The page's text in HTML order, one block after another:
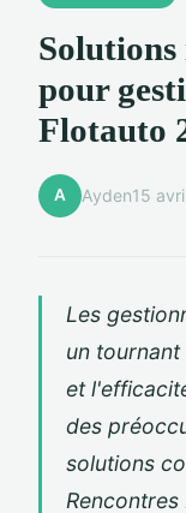
pour
Flotauto
A Ayden15
Les
un
et
des
solutions